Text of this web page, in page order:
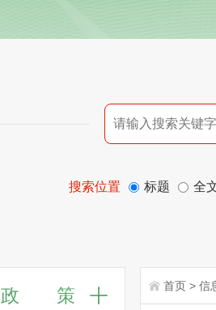
搜索位置 标题 全
政 策 首页 > 信